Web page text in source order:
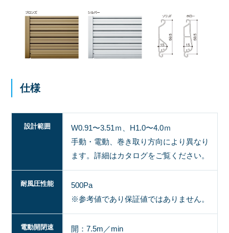
仕様
設計範囲
W0.91〜3.51ｍ、H1.0〜4.0ｍ
手動・電動、巻き取り方向により異なり
ます。詳細はカタログをご覧ください。
耐風圧性能
500Pa
※参考値であり保証値ではありません。
電動開閉速 開：7.5m／min